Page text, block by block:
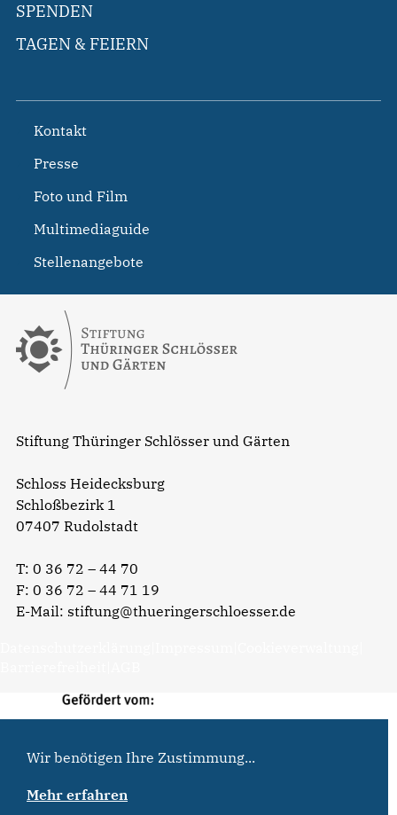
Stiftung Thüringer Schlösser und Gärten
Schloss Heidecksburg
Schloßbezirk 1
07407 Rudolstadt
T: 0 36 72 – 44 70
F: 0 36 72 – 44 71 19
E-Mail: stiftung@thueringerschloesser.de
SPENDEN
TAGEN & FEIERN
Kontakt
Presse
Foto und Film
Multimediaguide
Stellenangebote
Wir benötigen Ihre Zustimmung...
Mehr erfahren